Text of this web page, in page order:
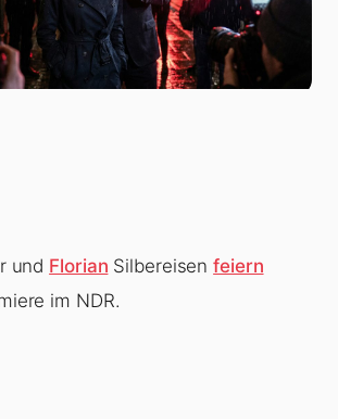
und Florian Silbereisenfeiern
im NDR.